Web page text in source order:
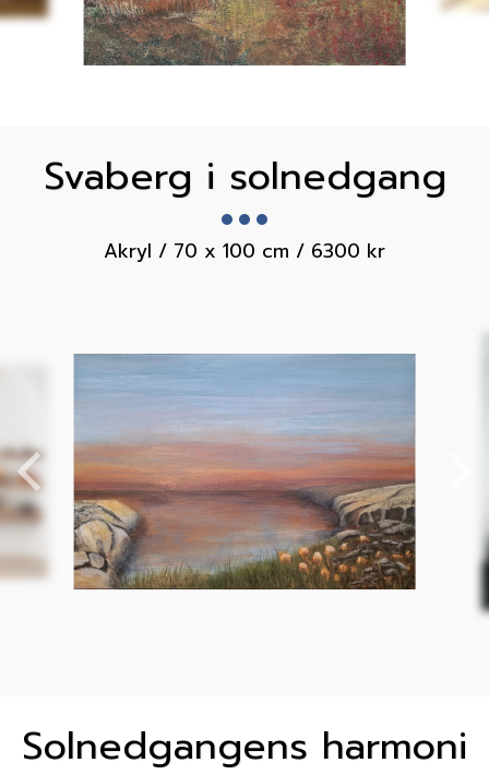
Svaberg i solnedgang
Akryl / 70 x 100 cm / 6300 kr
Solnedgangens harmoni